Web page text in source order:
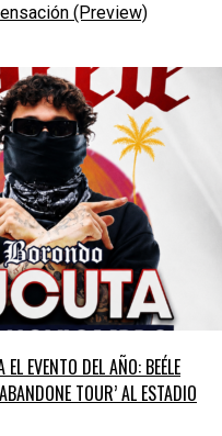
(Preview)
EVENTO DEL AÑO: BEÉLE
TOUR’ AL ESTADIO